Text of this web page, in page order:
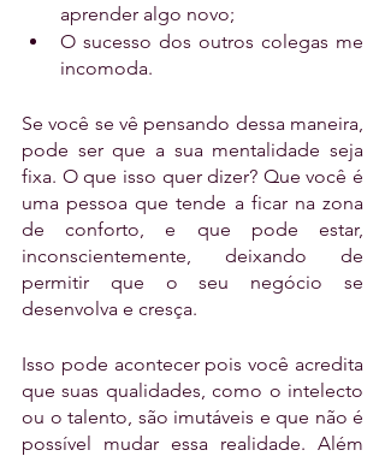
aprender algo novo;
O sucesso dos outros colegas me
incomoda.
Se você se vê pensando dessa maneira,
pode ser que a sua mentalidade seja
fixa. O que isso quer dizer? Que você é
uma pessoa que tende a ficar na zona
de conforto, e que pode estar,
inconscientemente, deixando de
permitir que o seu negócio se
desenvolva e cresça.
Isso pode acontecer pois você acredita
que suas qualidades, como o intelecto
ou o talento, são imutáveis e que não é
possível mudar essa realidade. Além